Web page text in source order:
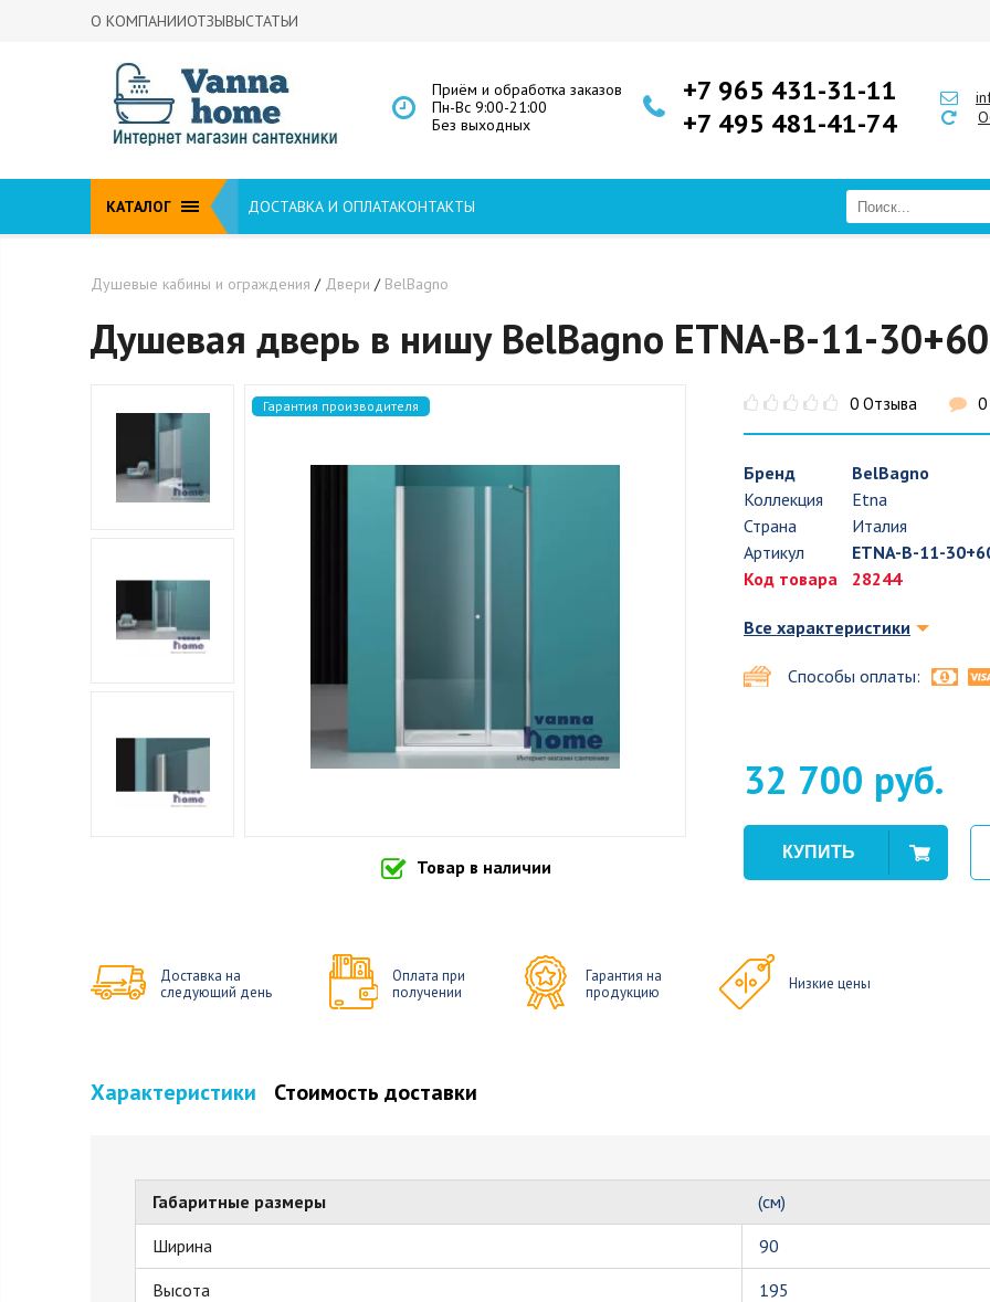
О КОМПАНИИОТЗЫВЫСТАТЬИ
Приём и обработка заказов
Пн-Вс 9:00-21:00
Без выходных
+7 965 431-31-11
+7 495 481-41-74
КАТАЛОГ ДОСТАВКА И ОПЛАТАКОНТАКТЫ
Душевые кабины и ограждения / Двери / BelBagno
Душевая дверь в нишу BelBagno ETNA-B-11-
Гарантия производителя
Товар в наличии
0 Отзыва 0
Бренд
BelBagno
Коллекция
Etna
Страна
Италия
Артикул
ETNA-B-11-
Код товара
28244
Все характеристики
Способы оплаты:
32 700 руб.
Доставка на
следующий день
Оплата при
получении
Гарантия на
продукцию
Низкие цены
Характеристики Стоимость доставки
Габаритные размеры
(см)
Ширина
90
Высота
195